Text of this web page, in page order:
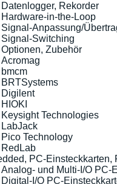
Datenlogger, Rekorder
Hardware-in-the-Loop
Signal-Anpassung/
Signal-Switching
Optionen, Zubehör
Acromag
bmcm
BRTSystems
Digilent
HIOKI
Keysight Technologies
LabJack
Pico Technology
RedLab
PC-Einsteckkarten,
Analog- und Multi-I/O PC-
Digital-I/O PC-